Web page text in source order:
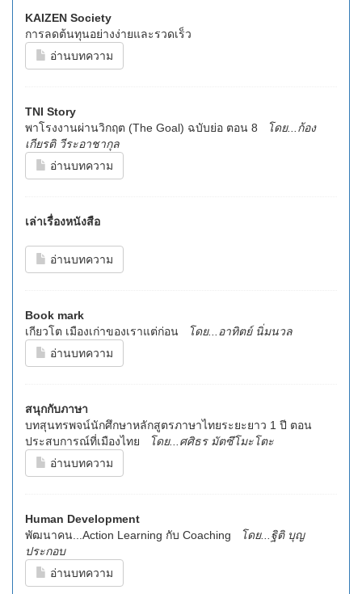
KAIZEN Society
การลดต้นทุนอย่างง่ายและรวดเร็ว
อ่านบทความ
TNI Story
พาโรงงานผ่านวิกฤต (The Goal) ฉบับย่อ ตอน 8
โดย...ก้อง
เกียรติ วีระอาชากุล
อ่านบทความ
เล่าเรื่องหนังสือ
อ่านบทความ
Book mark
เกียวโต เมืองเก่าของเราแต่ก่อน
โดย...อาทิตย์ นิ่มนวล
อ่านบทความ
สนุกกับภาษา
บทสุนทรพจน์นักศึกษาหลักสูตรภาษาไทยระยะยาว 1 ปี ตอน
ประสบการณ์ที่เมืองไทย
โดย...ศศิธร มัตซึโมะโตะ
อ่านบทความ
Human Development
พัฒนาคน...Action Learning กับ Coaching
โดย...ฐิติ บุญ
ประกอบ
อ่านบทความ